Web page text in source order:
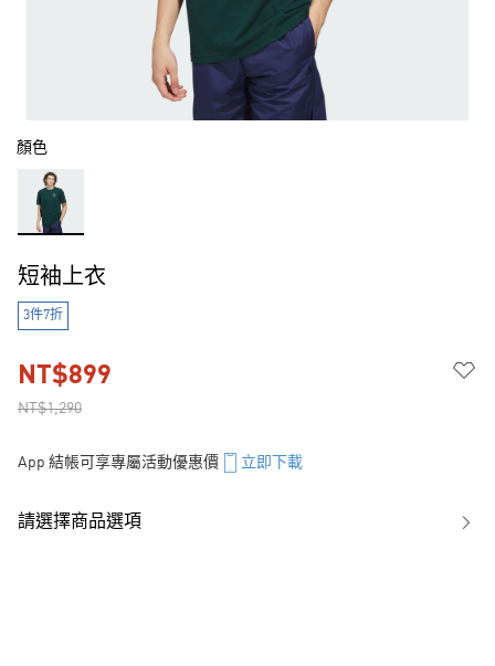
顏色
短袖上衣
3件7折
NT$1,290
NT$899
App 結帳可享專屬活動優惠價 立即下載
請選擇商品選項